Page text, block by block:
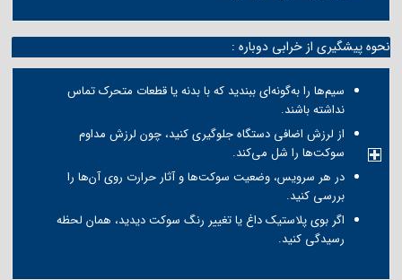
نحوه پیشگیری از خرابی دوباره :
سیم‌ها را به‌گونه‌ای ببندید که با بدنه یا قطعات متحرک تماس
نداشته باشند.
از لرزش اضافی دستگاه جلوگیری کنید، چون لرزش مداوم
سوکت‌ها را شل می‌کند.
در هر سرویس، وضعیت سوکت‌ها و آثار حرارت روی آن‌ها را
بررسی کنید.
اگر بوی پلاستیک داغ یا تغییر رنگ سوکت دیدید، همان لحظه
رسیدگی کنید.